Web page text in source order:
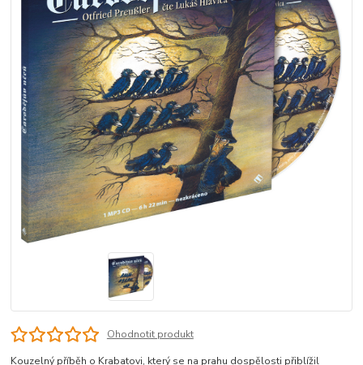
Ohodnotit produkt
Kouzelný příběh o Krabatovi, který se na prahu dospělosti přiblížil